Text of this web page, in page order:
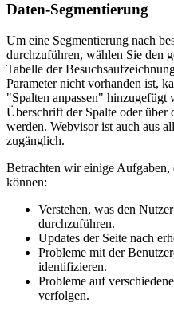
Daten-Segmentierung
Um eine Segmentierung nach
durchzuführen, wählen Sie den
Tabelle der
Parameter nicht vorhanden ist,
"Spalten anpassen" hinzugefügt
Überschrift der Spalte oder
werden. Webvisor ist auch aus
zugänglich.
Betrachten wir einige
können:
Verstehen, was den
durchzuführen.
Updates der Seite nach
Probleme mit der
identifizieren.
Probleme auf
verfolgen.